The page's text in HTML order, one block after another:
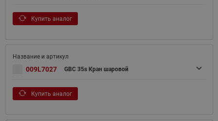
Купить аналог
009L7027 GBC 35s Кран шаровой
Купить аналог